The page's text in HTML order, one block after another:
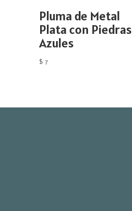
Pluma de Metal
Plata con Piedras
Azules
$ 7